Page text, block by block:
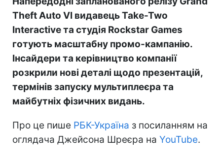
Theft Auto VI видавець Take-Two
Interactive та студія Rockstar Games
готують масштабну промо-кампанію.
Інсайдери та керівництво компанії
розкрили нові деталі щодо презентацій,
термінів запуску мультиплеєра та
майбутніх фізичних видань.
Про це пише РБК-Україна з посиланням на
оглядача Джейсона Шреєра на YouTube.